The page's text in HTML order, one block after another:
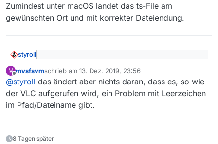
Zumindest unter macOS landet das ts-File am
gewünschten Ort und mit korrekter Dateiendung.
styroll
nacxh das VLC nicht direkt aufgerufen wird
Das Problem liegt vielmehr darin, dass VLC statt FFmpeg
aufgerufen wird, da die URL am Ende nicht auf “.m3u8”
lautet, obwohl ein Playlist-File referenziert wird.
Eigentlich handelt es sich hier umdasselbe Problem wir
von 2.5 Jahren.
M
Offline
mvsfsvmschrieb am 13. Dez. 2019, 23:56
zuletzt editiert von
@styroll das ändert aber nichts daran, dass es, so wie
der VLC aufgerufen wird, ein Problem mit Leerzeichen
im Pfad/Dateiname gibt.
8 Tagen später